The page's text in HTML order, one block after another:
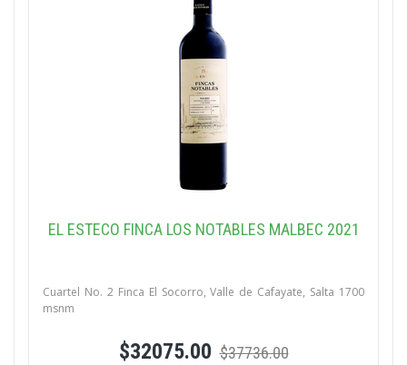
EL ESTECO FINCA LOS NOTABLES MALBEC 2021
Cuartel No. 2 Finca El Socorro, Valle de Cafayate, Salta 1700
msnm
$32075.00 $37736.00